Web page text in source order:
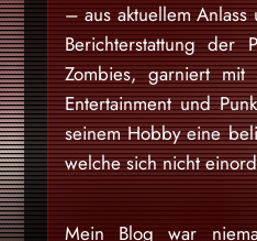
– aus aktuellem
Berichterstattung der
Zombies, garniert
Entertainment und
seinem Hobby eine
welche sich nicht
Mein Blog war